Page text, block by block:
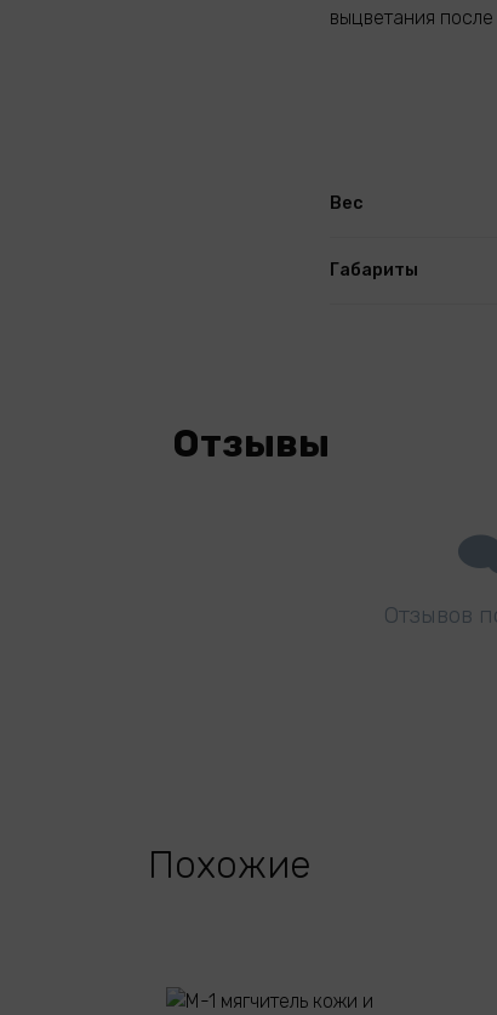
выцветания
Вес
Габариты
Отзывы
Отзывов
Похожие